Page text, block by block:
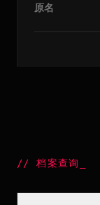
原名
//档案查询